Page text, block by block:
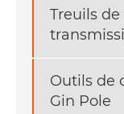
Treuils
Outils de
Gin Pole